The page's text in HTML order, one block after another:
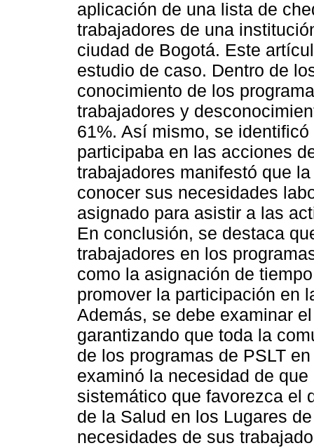
aplicación de una lista de
trabajadores de una
ciudad de Bogotá. Este
estudio de caso. Dentro de
conocimiento de los
trabajadores y
61%. Así mismo, se
participaba en las acciones
trabajadores manifestó que
conocer sus necesidades
asignado para asistir a las
En conclusión, se destaca
trabajadores en los
como la asignación de
promover la participación en
Además, se debe examinar
garantizando que toda la
de los programas de PSLT
examinó la necesidad de
sistemático que favorezca el
de la Salud en los Lugares
necesidades de sus